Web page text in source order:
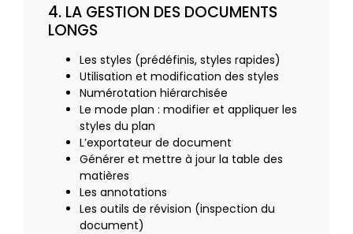
4. LA GESTION DES DOCUMENTS
LONGS
Les styles (prédéfinis, styles rapides)
Utilisation et modification des styles
Numérotation hiérarchisée
Le mode plan : modifier et appliquer les
styles du plan
L’exportateur de document
Générer et mettre à jour la table des
matières
Les annotations
Les outils de révision (inspection du
document)